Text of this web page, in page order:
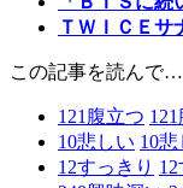
ＴＷＩＣＥサ
この記事を読んで…
121 腹立つ 121
10悲しい 10悲
12すっきり 12